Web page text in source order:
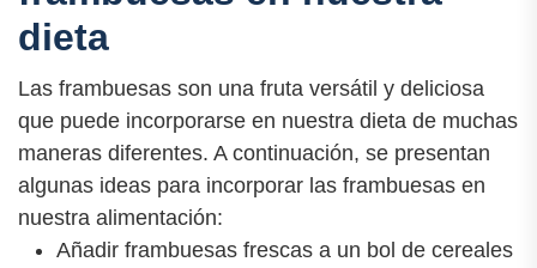
dieta
Las frambuesas son una fruta versátil y deliciosa
que puede incorporarse en nuestra dieta de muchas
maneras diferentes. A continuación, se presentan
algunas ideas para incorporar las frambuesas en
nuestra alimentación:
Añadir frambuesas frescas a un bol de cereales